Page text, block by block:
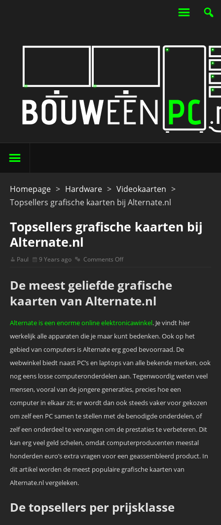
Homepage > Hardware > Videokaarten >
Topsellers grafische kaarten bij Alternate.nl
Topsellers grafische kaarten bij
Alternate.nl
Paul 9 Years ago Comments Off
De meest geliefde grafische
kaarten van Alternate.nl
Alternate is een enorme online elektronicawinkel. Je vindt hier
werkelijk alle apparaten die je maar kunt bedenken. Ook op het
gebied van computers is Alternate erg goed bevoorraad. De
webwinkel biedt naast PC’s en laptops van alle bekende merken, ook
nog eens losse computeronderdelen aan. Tegenwoordig weten veel
mensen, vooral van de jongere generaties, precies hoe een
computer in elkaar zit; er wordt dan ook steeds vaker voor gekozen
om zelf een PC samen te stellen met de benodigde onderdelen, of
zelf een onderdeel te vervangen om de prestaties te verbeteren. Dit
kan erg veel geld schelen, omdat computerproducenten meestal
honderden euro’s extra vragen voor een geassembleerd product. In
dit artikel worden de meest populaire grafische kaarten van
Alternate.nl vergeleken.
De topsellers per prijsklasse